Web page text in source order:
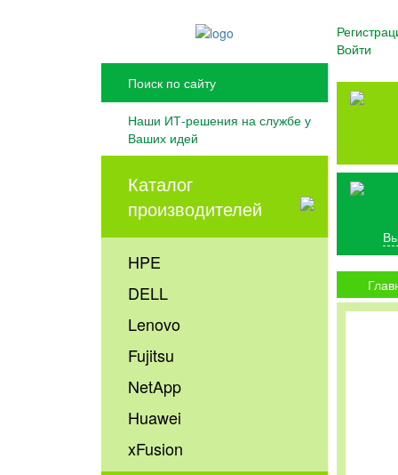
Наши ИТ-решения на службе у
Ваших идей
Каталог
производителей
HPE
DELL
Lenovo
Fujitsu
NetApp
Huawei
xFusion
Войти